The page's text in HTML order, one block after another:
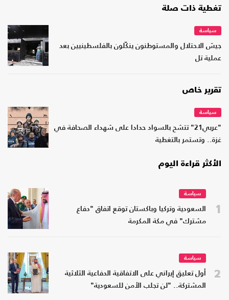
تغطية ذات صلة
سياسة
جيش الاحتلال والمستوطنون ينكّلون بالفلسطينيين بعد
عملية تل
تقرير خاص
سياسة
"عربي21" تتشح بالسواد حدادا على شهداء الصحافة في
غزة.. وتستمر بالتغطية
الأكثر قراءة اليوم
1
سياسة
السعودية وتركيا وباكستان توقع اتفاق "دفاع
مشترك" في مكة المكرمة
2
سياسة
أول تعليق إيراني على الاتفاقية الدفاعية الثلاثية
المشتركة.. "لن تجلب الأمن للسعودية"